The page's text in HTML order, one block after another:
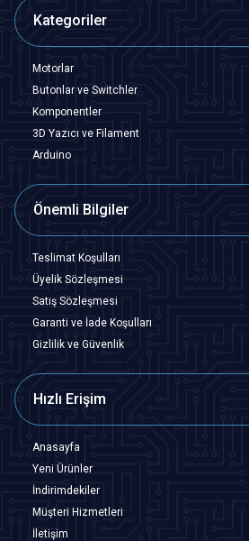
Kategoriler
Motorlar
Butonlar ve Switchler
Komponentler
3D Yazıcı ve Filament
Arduino
Önemli Bilgiler
Teslimat Koşulları
Üyelik Sözleşmesi
Satış Sözleşmesi
Garanti ve İade Koşulları
Gizlilik ve Güvenlik
Hızlı Erişim
Anasayfa
Yeni Ürünler
İndirimdekiler
Müşteri Hizmetleri
İletişim